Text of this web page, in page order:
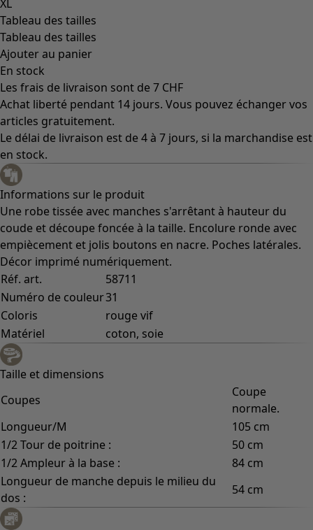
XL
Tableau des tailles
Tableau des tailles
Ajouter au panier
En stock
Les frais de livraison sont de 7 CHF
Achat liberté pendant 14 jours. Vous pouvez échanger vos
articles gratuitement.
Le délai de livraison est de 4 à 7 jours, si la marchandise est
en stock.
Informations sur le produit
Une robe tissée avec manches s'arrêtant à hauteur du
coude et découpe foncée à la taille. Encolure ronde avec
empiècement et jolis boutons en nacre. Poches latérales.
Décor imprimé numériquement.
Réf. art.
58711
Numéro de couleur31
Coloris
rouge vif
Matériel
coton, soie
Taille et dimensions
Coupes
Coupe
normale.
Longueur/M
105 cm
1/2 Tour de poitrine :
50 cm
1/2 Ampleur à la base :
84 cm
Longueur de manche depuis le milieu du
dos :
54 cm